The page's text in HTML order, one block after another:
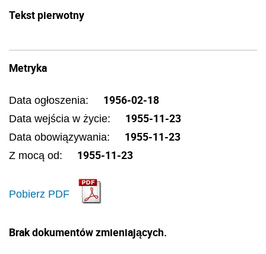
Tekst pierwotny
Metryka
Data ogłoszenia: 1956-02-18
Data wejścia w życie: 1955-11-23
Data obowiązywania: 1955-11-23
Z mocą od: 1955-11-23
Pobierz PDF
Brak dokumentów zmieniających.